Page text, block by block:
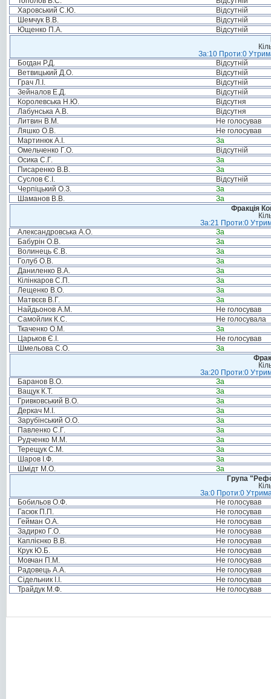
Харовський С.Ю.
Відсутній
Шемчук В.В.
Відсутній
Ющенко П.А.
Відсутній
За:10 Проти:0
Богдан Р.Д.
Відсутній
Ветвицький Д.О.
Відсутній
Грач Л.І.
Відсутній
Зейналов Е.Д.
Відсутній
Королевська Н.Ю.
Відсутня
Лабунська А.В.
Відсутня
Литвин В.М.
Не голосував
Ляшко О.В.
Не голосував
Мартинюк А.І.
За
Омельченко Г.О.
Відсутній
Осика С.Г.
За
Писаренко В.В.
За
Суслов Є.І.
Відсутній
Черпіцький О.З.
За
Шаманов В.В.
За
Фракція
За:21 Проти:0
Александровська А.О.
За
Бабурін О.В.
За
Волинець Є.В.
За
Голуб О.В.
За
Даниленко В.А.
За
Кілінкаров С.П.
За
Лещенко В.О.
За
Матвєєв В.Г.
За
Найдьонов А.М.
Не голосував
Самойлик К.С.
Не голосувала
Ткаченко О.М.
За
Царьков Є.І.
Не голосував
Шмельова С.О.
За
За:20 Проти:0
Баранов В.О.
За
Ващук К.Т.
За
Гривковський В.О.
За
Деркач М.І.
За
Зарубінський О.О.
За
Павленко С.Г.
За
Рудченко М.М.
За
Терещук С.М.
За
Шаров І.Ф.
За
Шмідт М.О.
За
Група
За:0 Проти:0
Бобильов О.Ф.
Не голосував
Гасюк П.П.
Не голосував
Гейман О.А.
Не голосував
Задирко Г.О.
Не голосував
Каплієнко В.В.
Не голосував
Крук Ю.Б.
Не голосував
Мовчан П.М.
Не голосував
Радовець А.А.
Не голосував
Сідельник І.І.
Не голосував
Трайдук М.Ф.
Не голосував